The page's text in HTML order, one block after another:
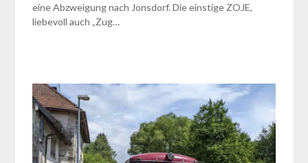
eine Abzweigung nach Jonsdorf. Die einstige ZOJE,
liebevoll auch „Zug…